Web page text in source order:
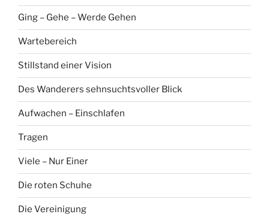
Ging – Gehe – Werde Gehen
Wartebereich
Stillstand einer Vision
Des Wanderers sehnsuchtsvoller Blick
Aufwachen – Einschlafen
Tragen
Viele – Nur Einer
Die roten Schuhe
Die Vereinigung